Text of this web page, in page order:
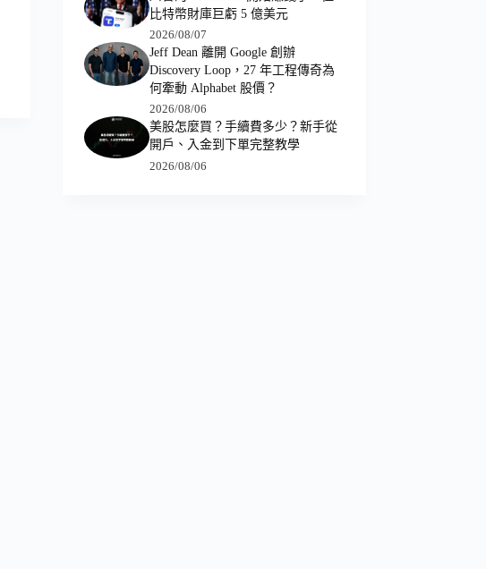
比特幣財庫巨虧 5 億美元
2026/08/07
Jeff Dean 離開 Google 創辦
Discovery Loop，27 年工程傳奇為
何牽動 Alphabet 股價？
2026/08/06
美股怎麼買？手續費多少？新手從
開戶、入金到下單完整教學
2026/08/06